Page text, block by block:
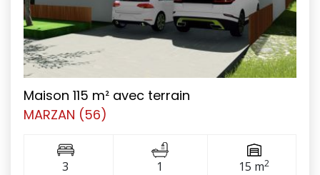
Maison 115 m² avec terrain
MARZAN (56)
3 1 15 m2